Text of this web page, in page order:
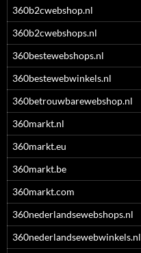
360b2cwebshop.nl
360b2cwebshops.nl
360bestewebshops.nl
360bestewebwinkels.nl
360betrouwbarewebshop.nl
360markt.nl
360markt.eu
360markt.be
360markt.com
360nederlandsewebshops.nl
360nederlandsewebwinkels.nl